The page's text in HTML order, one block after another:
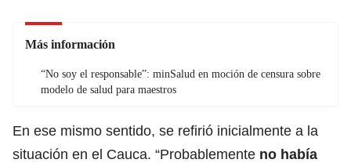
Más información
“No soy el responsable”: minSalud en moción de censura sobre
modelo de salud para maestros
En ese mismo sentido, se refirió inicialmente a la
situación en el Cauca. “Probablemente no había